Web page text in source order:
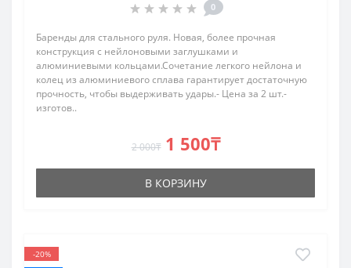
0
Баренды для стального руля. Новая, более прочная
конструкция с нейлоновыми заглушками и
алюминиевыми кольцами.Сочетание легкого нейлона и
колец из алюминиевого сплава гарантирует достаточную
прочность, чтобы выдерживать удары.- Цена за 2 шт.-
изготов..
2 000₸ 1 500₸
В КОРЗИНУ
-20%